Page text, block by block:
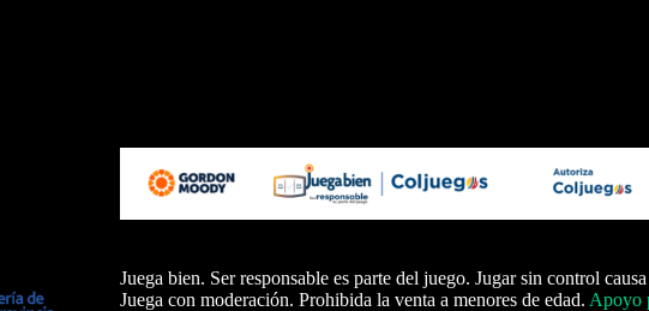
Juega bien. Ser responsable es parte del juego. Jugar sin control
Juega con moderación. Prohibida la venta a menores de edad. Apoyo